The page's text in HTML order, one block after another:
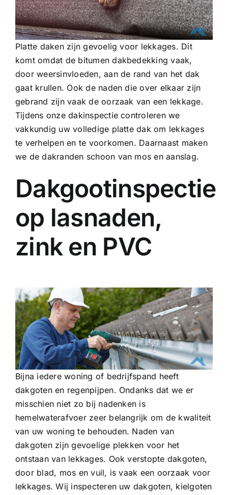
Platte daken zijn gevoelig voor lekkages. Dit
komt omdat de bitumen dakbedekking vaak,
door weersinvloeden, aan de rand van het dak
gaat krullen. Ook de naden die over elkaar zijn
gebrand zijn vaak de oorzaak van een lekkage.
Tijdens onze dakinspectie controleren we
vakkundig uw volledige platte dak om lekkages
te verhelpen en te voorkomen. Daarnaast maken
we de dakranden schoon van mos en aanslag.
Dakgootinspectie
op lasnaden,
zink en PVC
Bijna iedere woning of bedrijfspand heeft
dakgoten en regenpijpen. Ondanks dat we er
misschien niet zo bij nadenken is
hemelwaterafvoer zeer belangrijk om de kwaliteit
van uw woning te behouden. Naden van
dakgoten zijn gevoelige plekken voor het
ontstaan van lekkages. Ook verstopte dakgoten,
door blad, mos en vuil, is vaak een oorzaak voor
lekkages. Wij inspecteren uw dakgoten, kielgoten